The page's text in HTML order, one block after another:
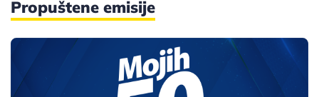
Propuštene emisije